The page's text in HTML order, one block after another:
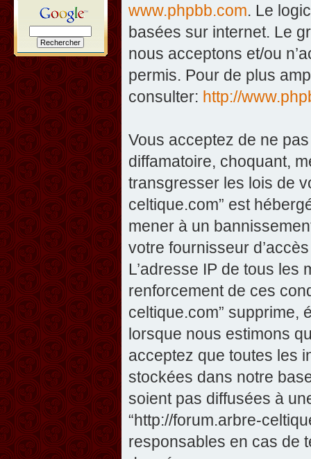
www.phpbb.com. Le
basées sur internet. Le
nous acceptons et/ou
permis. Pour de plus
consulter: http://
Vous acceptez de ne
diffamatoire, choquant,
transgresser les lois de
celtique.com” est
mener à un
votre fournisseur
L’adresse IP de tous
renforcement de ces
celtique.com” supprime,
lorsque nous estimons
acceptez que toutes les
stockées dans notre
soient pas diffusées à
“http://forum.arbre-
responsables en cas de